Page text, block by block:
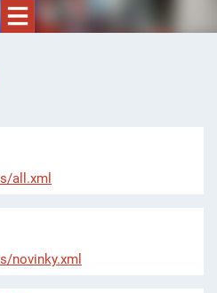
all.xml
novinky.xml